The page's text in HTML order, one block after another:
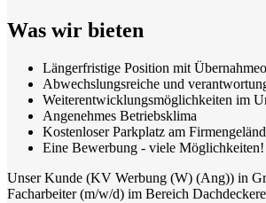
Was wir bieten
Längerfristige Position mit
Abwechslungsreiche und
Weiterentwicklungsmöglichkeiten im
Angenehmes Betriebsklima
Kostenloser Parkplatz am
Eine Bewerbung - viele
Unser Kunde (KV Werbung (W) (Ang)) in
Facharbeiter (m/w/d) im Bereich